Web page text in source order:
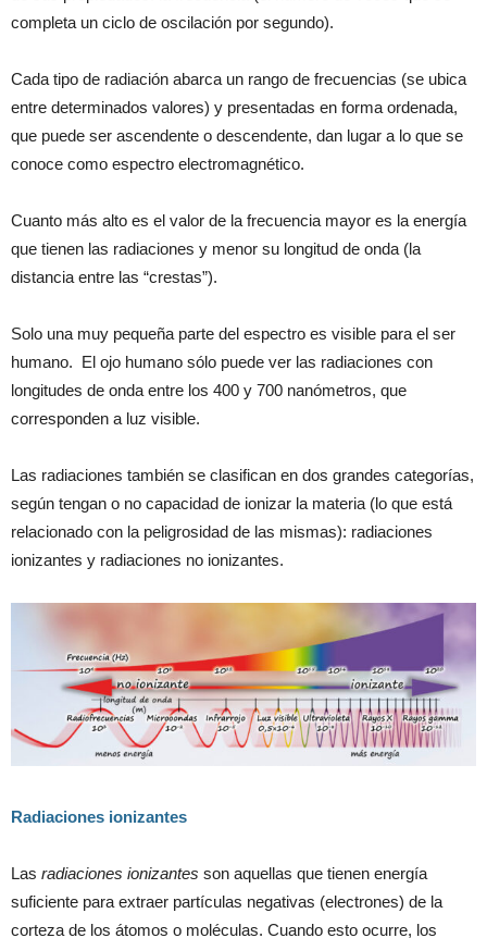
completa un ciclo de oscilación por segundo).
Cada tipo de radiación abarca un rango de frecuencias (se ubica
entre determinados valores) y presentadas en forma ordenada,
que puede ser ascendente o descendente, dan lugar a lo que se
conoce como espectro electromagnético.
Cuanto más alto es el valor de la frecuencia mayor es la energía
que tienen las radiaciones y menor su longitud de onda (la
distancia entre las “crestas”).
Solo una muy pequeña parte del espectro es visible para el ser
humano. El ojo humano sólo puede ver las radiaciones con
longitudes de onda entre los 400 y 700 nanómetros, que
corresponden a luz visible.
Las radiaciones también se clasifican en dos grandes categorías,
según tengan o no capacidad de ionizar la materia (lo que está
relacionado con la peligrosidad de las mismas): radiaciones
ionizantes y radiaciones no ionizantes.
Radiaciones ionizantes
Las radiaciones ionizantes son aquellas que tienen energía
suficiente para extraer partículas negativas (electrones) de la
corteza de los átomos o moléculas. Cuando esto ocurre, los